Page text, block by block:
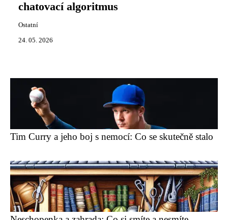
chatovací algoritmus
Ostatní
24. 05. 2026
Tim Curry a jeho boj s nemocí: Co se skutečně stalo